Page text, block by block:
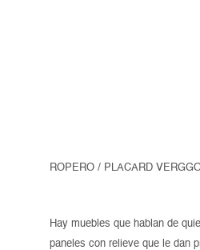
ROPERO / PLACARD
Hay muebles que hablan de
paneles con relieve que le dan